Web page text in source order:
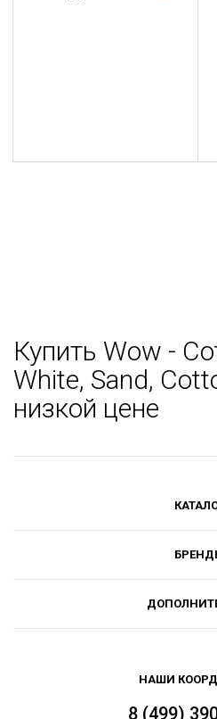
Купить Wow -
White, Sand,
низкой цене
НАШИ
8 (499)